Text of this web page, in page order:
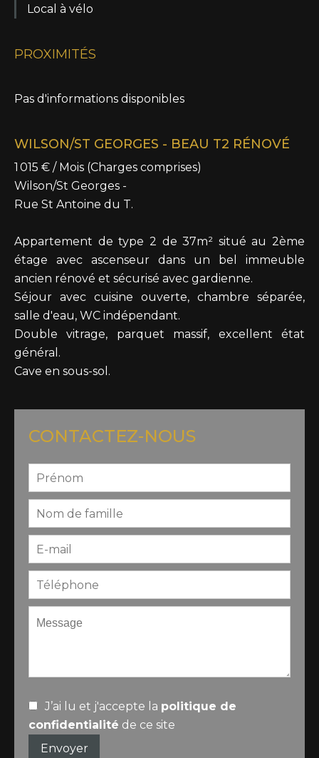
Local à vélo
PROXIMITÉS
Pas d'informations disponibles
WILSON/ST GEORGES - BEAU T2 RÉNOVÉ
1 015 € / Mois (Charges comprises)
Wilson/St Georges -
Rue St Antoine du T.
Appartement de type 2 de 37m² situé au 2ème
étage avec ascenseur dans un bel immeuble
ancien rénové et sécurisé avec gardienne.
Séjour avec cuisine ouverte, chambre séparée,
salle d'eau, WC indépendant.
Double vitrage, parquet massif, excellent état
général.
Cave en sous-sol.
CONTACTEZ-NOUS
J’ai lu et j'accepte la politique de
confidentialité de ce site
Envoyer